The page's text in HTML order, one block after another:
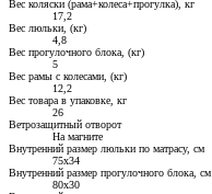
Вес коляски (рама+колеса+прогулка), кг
17,2
Вес люльки, (кг)
4,8
Вес прогулочного блока, (кг)
5
Вес рамы с колесами, (кг)
12,2
Вес товара в упаковке, кг
26
Ветрозащитный отворот
На магните
Внутренний размер люльки по матрасу, см
75х34
Внутренний размер прогулочного блока, см
80х30